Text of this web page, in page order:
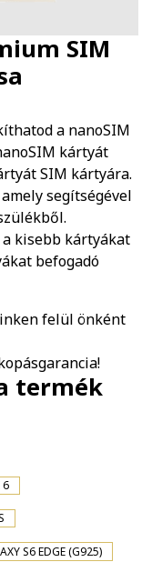
SIM
a nanoSIM
kártyát
SIM kártyára.
segítségével
kisebb kártyákat
befogadó
felül önként
termék
6
S6 EDGE (G925)